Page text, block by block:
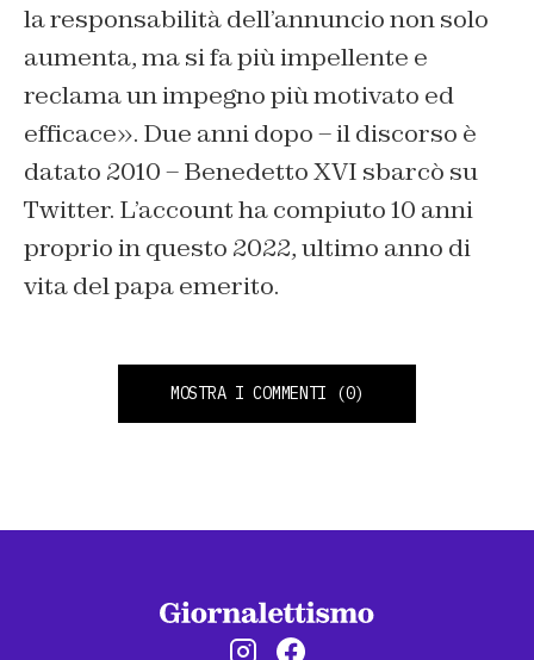
la responsabilità dell’annuncio non solo
aumenta, ma si fa più impellente e
reclama un impegno più motivato ed
efficace». Due anni dopo – il discorso è
datato 2010 – Benedetto XVI sbarcò su
Twitter. L’account ha compiuto 10 anni
proprio in questo 2022, ultimo anno di
vita del papa emerito.
MOSTRA I COMMENTI (0)